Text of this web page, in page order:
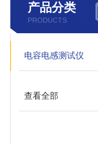
产品分类
PRODUCTS
电容电感测试仪
查看全部